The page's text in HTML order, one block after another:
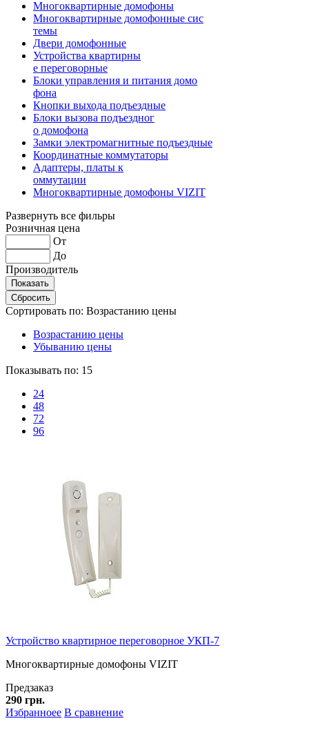
Многоквартирные домофоны
Многоквартирные домофонные сис
темы
Двери домофонные
Устройства квартирны
е переговорные
Блоки управления и питания домо
фона
Кнопки выхода подъездные
Блоки вызова подъездног
о домофона
Замки электромагнитные подъездные
Координатные коммутаторы
Адаптеры, платы к
оммутации
Многоквартирные домофоны VIZIT
Развернуть все фильры
Розничная цена
От
До
Производитель
Сортировать по: Возрастанию цены
Возрастанию цены
Убыванию цены
Показывать по: 15
24
48
72
96
Устройство квартирное переговорное УКП-7
Многоквартирные домофоны VIZIT
Предзаказ
290 грн.
Избранноее В сравнение